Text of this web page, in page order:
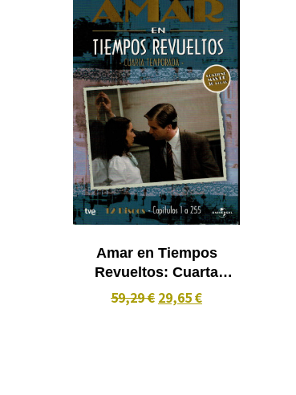
Amar en Tiempos
Revueltos: Cuarta
Temporada Completa
(2010) 12 dvd
59,29 € 29,65 €